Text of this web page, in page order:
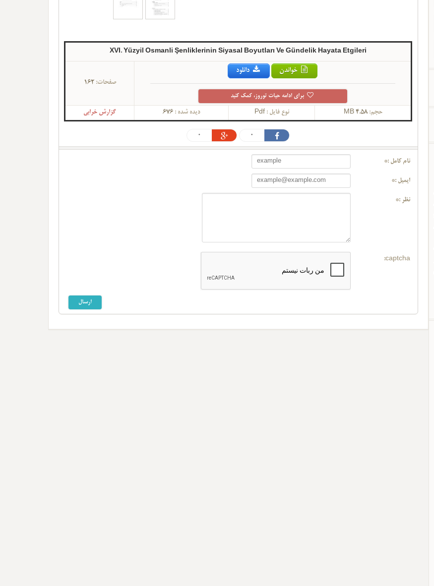
XVI. Yüzyil Osmanli Şenliklerinin Siyasal Boyutları Ve Gündelik Hayata Etgileri
خواندن دانلود
برای ادامه حیات توروز، کمک کنید
صفحات: 162
حجم:4.58 MB نوع فایل :Pdf دیده شده : 676 گزارش خرابی
0
0
نام کامل :*
ایمیل :*
نظر :*
captcha: